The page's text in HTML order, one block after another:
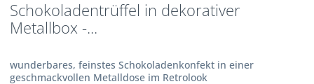
Schokoladentrüffel in dekorativer
Metallbox -...
wunderbares, feinstes Schokoladenkonfekt in einer
geschmackvollen Metalldose im Retrolook